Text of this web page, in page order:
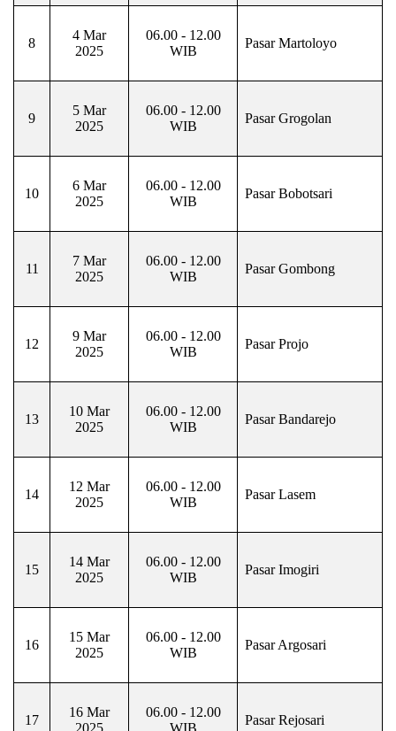
8
4 Mar
2025
06.00 - 12.00
WIB
Pasar Martoloyo
9
5 Mar
2025
06.00 - 12.00
WIB
Pasar Grogolan
10
6 Mar
2025
06.00 - 12.00
WIB
Pasar Bobotsari
11
7 Mar
2025
06.00 - 12.00
WIB
Pasar Gombong
12
9 Mar
2025
06.00 - 12.00
WIB
Pasar Projo
13
10 Mar
2025
06.00 - 12.00
WIB
Pasar Bandarejo
14
12 Mar
2025
06.00 - 12.00
WIB
Pasar Lasem
15
14 Mar
2025
06.00 - 12.00
WIB
Pasar Imogiri
16
15 Mar
2025
06.00 - 12.00
WIB
Pasar Argosari
17
16 Mar
2025
06.00 - 12.00
WIB
Pasar Rejosari